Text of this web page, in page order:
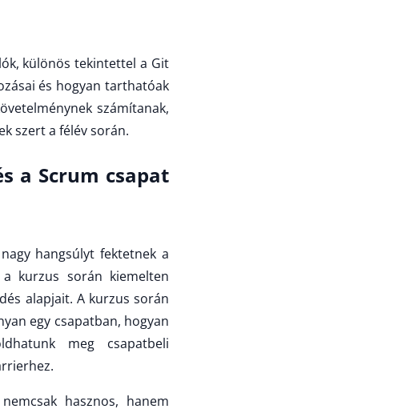
különös tekintettel a Git
és hogyan tarthatóak
számítanak,
szert a félév során.
a Scrum csapat
hangsúlyt fektetnek a
a kurzus során kiemelten
alapjait. A kurzus során
egy csapatban, hogyan
meg csapatbeli
hasznos, hanem